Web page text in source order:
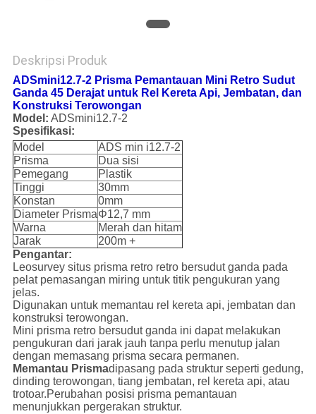
Deskripsi Produk
ADSmini12.7-2 Prisma Pemantauan Mini Retro Sudut
Ganda 45 Derajat untuk Rel Kereta Api, Jembatan, dan
Konstruksi Terowongan
Model: ADSmini12.7-2
Spesifikasi:
Model
ADS min i12.7-2
Prisma
Dua sisi
Pemegang
Plastik
Tinggi
30mm
Konstan
0mm
Diameter PrismaΦ12,7 mm
Warna
Merah dan hitam
Jarak
200m +
Pengantar:
Leosurvey situs prisma retro retro bersudut ganda pada
pelat pemasangan miring untuk titik pengukuran yang
jelas.
Digunakan untuk memantau rel kereta api, jembatan dan
konstruksi terowongan.
Mini prisma retro bersudut ganda ini dapat melakukan
pengukuran dari jarak jauh tanpa perlu menutup jalan
dengan memasang prisma secara permanen.
Memantau Prismadipasang pada struktur seperti gedung,
dinding terowongan, tiang jembatan, rel kereta api, atau
trotoar.Perubahan posisi prisma pemantauan
menunjukkan pergerakan struktur.